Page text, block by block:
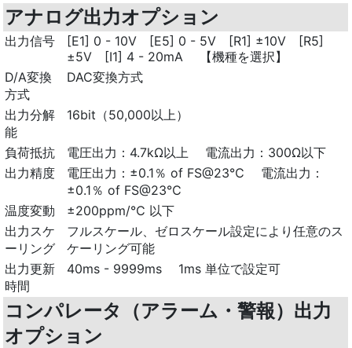
アナログ出力オプション
出力信号
[E1] 0 - 10V [E5] 0 - 5V [R1] ±10V [R5]
±5V [I1] 4 - 20mA 【機種を選択】
D/A変換
方式
DAC変換方式
出力分解
能
16bit（50,000以上）
負荷抵抗
電圧出力：4.7kΩ以上 電流出力：300Ω以下
出力精度
電圧出力：±0.1％ of FS@23℃ 電流出力：
±0.1％ of FS@23℃
温度変動
±200ppm/℃ 以下
出力スケ
ーリング
フルスケール、ゼロスケール設定により任意のス
ケーリング可能
出力更新
時間
40ms - 9999ms 1ms 単位で設定可
コンパレータ（アラーム・警報）出力
オプション